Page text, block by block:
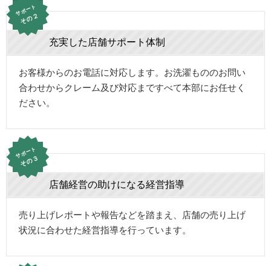
サポート
その２
充実した店舗サポート体制
お客様からのお電話に対応します。お洗濯もののお問い
合わせからクレーム及び対応まですべて本部にお任せく
ださい。
サポート
その３
店舗経営の助けになる経営指導
売り上げレポートや報告などを踏まえ、店舗の売り上げ
状況に合わせた経営指導を行っています。